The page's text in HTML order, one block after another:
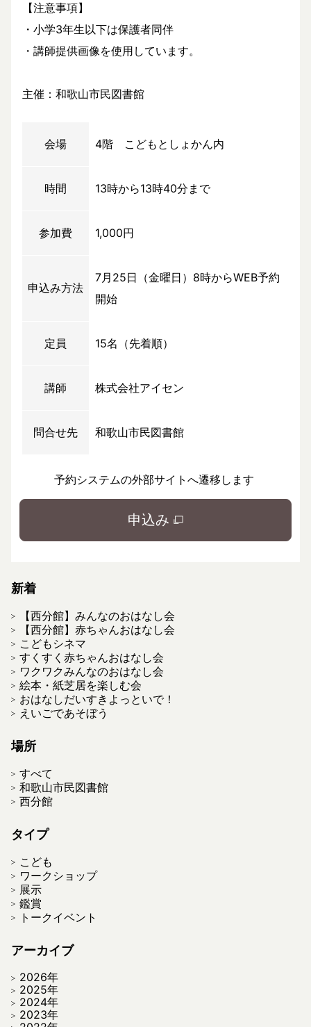
【注意事項】
・小学3年生以下は保護者同伴
・講師提供画像を使用しています。
主催：和歌山市民図書館
会場 4階 こどもとしょかん内
時間 13時から13時40分まで
参加費 1,000円
申込み方法
7月25日（金曜日）8時からWEB予約
開始
定員 15名（先着順）
講師 株式会社アイセン
問合せ先 和歌山市民図書館
予約システムの外部サイトへ遷移します
申込み
新着
【西分館】みんなのおはなし会
【西分館】赤ちゃんおはなし会
こどもシネマ
すくすく赤ちゃんおはなし会
ワクワクみんなのおはなし会
絵本・紙芝居を楽しむ会
おはなしだいすきよっといで！
えいごであそぼう
場所
すべて
和歌山市民図書館
西分館
タイプ
こども
ワークショップ
展示
鑑賞
トークイベント
アーカイブ
2026年
2025年
2024年
2023年